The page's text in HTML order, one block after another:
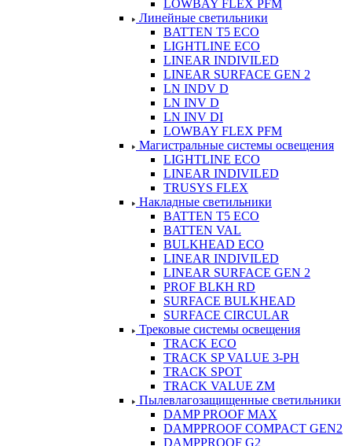
LOWBAY FLEX PFM
Линейные светильники
BATTEN T5 ECO
LIGHTLINE ECO
LINEAR INDIVILED
LINEAR SURFACE GEN 2
LN INDV D
LN INV D
LN INV DI
LOWBAY FLEX PFM
Магистральные системы освещения
LIGHTLINE ECO
LINEAR INDIVILED
TRUSYS FLEX
Накладные светильники
BATTEN T5 ECO
BATTEN VAL
BULKHEAD ECO
LINEAR INDIVILED
LINEAR SURFACE GEN 2
PROF BLKH RD
SURFACE BULKHEAD
SURFACE CIRCULAR
Трековые системы освещения
TRACK ECO
TRACK SP VALUE 3-PH
TRACK SPOT
TRACK VALUE ZM
Пылевлагозащищенные светильники
DAMP PROOF MAX
DAMPPROOF COMPACT GEN2
DAMPPROOF G2